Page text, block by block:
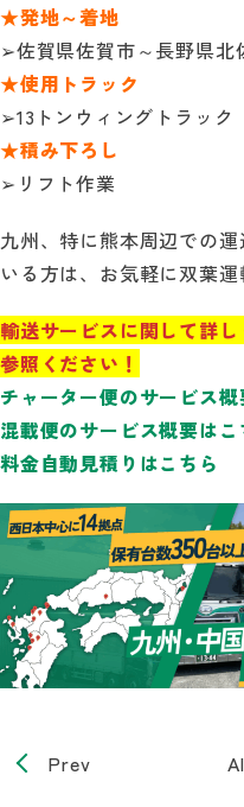
★発地～着地
➢佐賀県佐賀市～長野県北
★使用トラック
➢13トンウィングトラック
★積み下ろし
➢リフト作業
九州、特に熊本周辺での
いる方は、お気軽に双葉運
輸送サービスに関して詳
参照ください！
チャーター便のサービス概
混載便のサービス概要はこ
料金自動見積りはこちら
Prev